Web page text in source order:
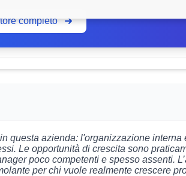
completo
questa azienda: l'organizzazione interna
Le opportunità di crescita sono
poco competenti e spesso assenti.
per chi vuole realmente crescere